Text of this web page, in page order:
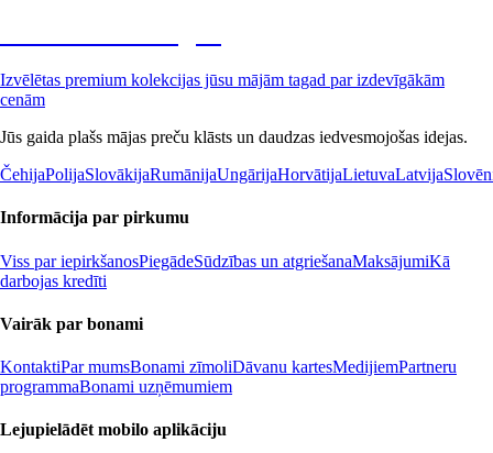
Izvēlētas premium kolekcijas jūsu mājām tagad par izdevīgākām
cenām
Jūs gaida plašs mājas preču klāsts un daudzas iedvesmojošas idejas.
ČehijaPolijaSlovākijaRumānijaUngārijaHorvātijaLietuvaLatvija
Informācija par pirkumu
Viss par iepirkšanosPiegādeSūdzības un atgriešanaMaksājumiKā
darbojas kredīti
Vairāk par bonami
KontaktiPar mumsBonami zīmoliDāvanu kartesMedijiemPartneru
programmaBonami uzņēmumiem
Lejupielādēt mobilo aplikāciju